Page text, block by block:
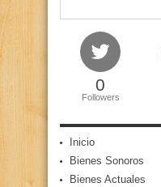
0
Followers
Inicio
Bienes Sonoros
Bienes Actuales